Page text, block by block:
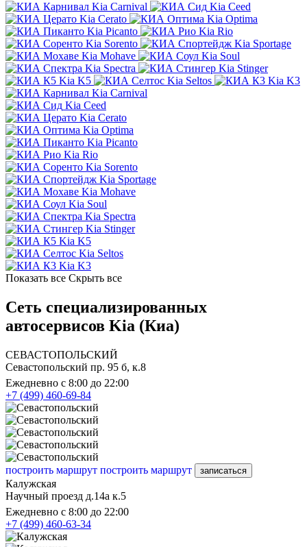
Kia Carnival
Kia Ceed
Kia Cerato
Kia Optima
Kia Picanto
Kia Rio
Kia Sorento
Kia Sportage
Kia Mohave
Kia Soul
Kia Spectra
Kia Stinger
Kia K5
Kia Seltos
Kia K3
Kia Carnival
Kia Ceed
Kia Cerato
Kia Optima
Kia Picanto
Kia Rio
Kia Sorento
Kia Sportage
Kia Mohave
Kia Soul
Kia Spectra
Kia Stinger
Kia K5
Kia Seltos
Kia K3
Показать все Скрыть все
Сеть специализированных
автосервисов Kia (Киа)
СЕВАСТОПОЛЬСКИЙ
Севастопольский пр. 95 б, к.8
Ежедневно с 8:00 до 22:00
+7 (499) 460-69-84
построить маршрут построить маршрут записаться
Калужская
Научный проезд д.14а к.5
Ежедневно с 8:00 до 22:00
+7 (499) 460-63-34